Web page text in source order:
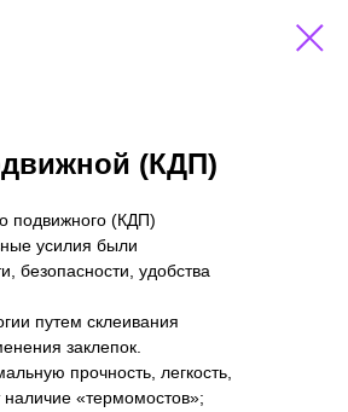
(КДП)
подвижного (КДП)
усилия были
безопасности, удобства
путем склеивания
заклепок.
прочность, легкость,
наличие «термомостов»;